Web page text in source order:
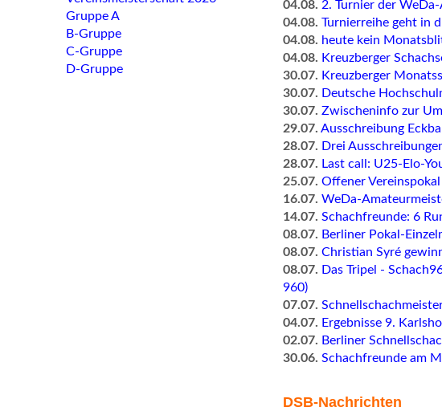
04.08. 2. Turnier der
04.08. Turnierreihe geht in
04.08. heute kein
04.08. Kreuzberger
30.07. Kreuzberger
30.07. Deutsche
30.07. Zwischeninfo zur
29.07. Ausschreibung
28.07. Drei
28.07. Last call: U25-Elo-
25.07. Offener
16.07. WeDa-
14.07. Schachfreunde: 6
08.07. Berliner Pokal-
08.07. Christian Syré
08.07. Das Tripel -
960)
07.07.
04.07. Ergebnisse 9.
02.07. Berliner
30.06. Schachfreunde am
DSB-Nachrichten
Gruppe A
B-Gruppe
C-Gruppe
D-Gruppe